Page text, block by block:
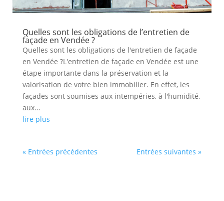
Quelles sont les obligations de l’entretien de
façade en Vendée ?
Quelles sont les obligations de l'entretien de façade
en Vendée ?L'entretien de façade en Vendée est une
étape importante dans la préservation et la
valorisation de votre bien immobilier. En effet, les
façades sont soumises aux intempéries, à l'humidité,
aux...
lire plus
« Entrées précédentes Entrées suivantes »